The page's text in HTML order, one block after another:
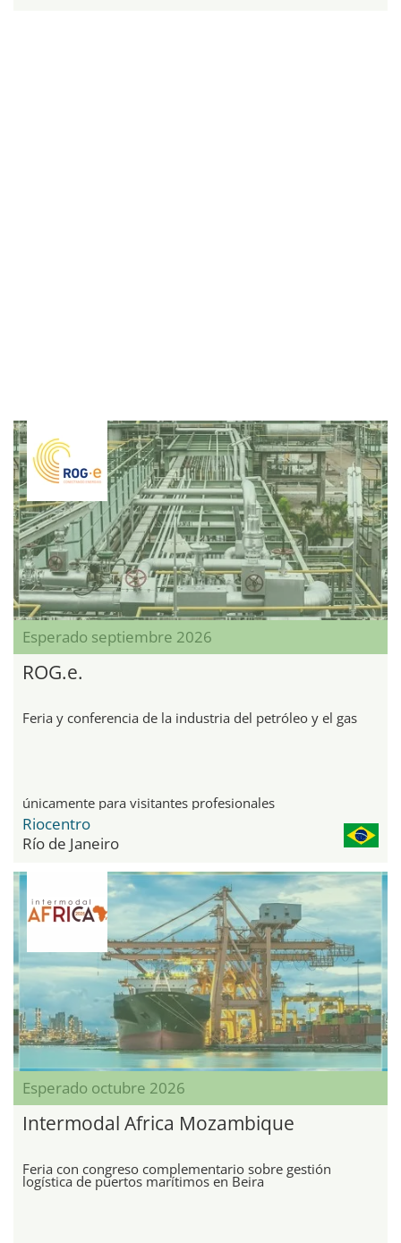
Esperado septiembre 2026
ROG.e.
Feria y conferencia de la industria del petróleo y el gas
únicamente para visitantes profesionales
Riocentro
Río de Janeiro
Esperado octubre 2026
Intermodal Africa Mozambique
Feria con congreso complementario sobre gestión
logística de puertos marítimos en Beira